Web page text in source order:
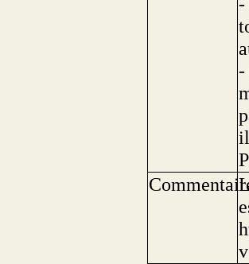
-